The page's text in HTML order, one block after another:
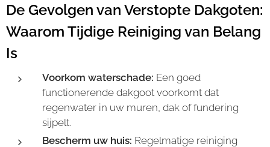
De Gevolgen van Verstopte Dakgoten:
Waarom Tijdige Reiniging van Belang
Is
Voorkom waterschade: Een goed
functionerende dakgoot voorkomt dat
regenwater in uw muren, dak of fundering
sijpelt.
Bescherm uw huis: Regelmatige reiniging